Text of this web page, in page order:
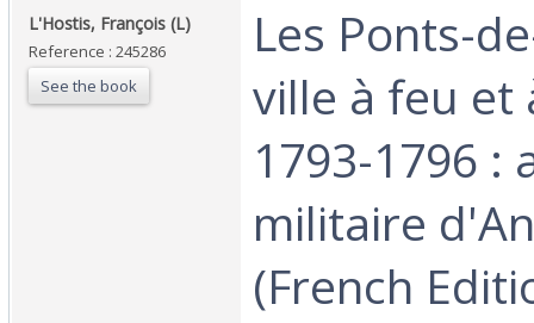
‎L'Hostis, François (L)‎
Reference : 245286
See the book
‎Les Ponts-
ville à feu et
1793-1796 :
militaire
(French